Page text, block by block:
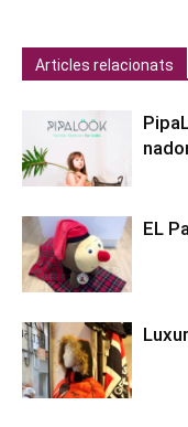
Articles relacionats
EL